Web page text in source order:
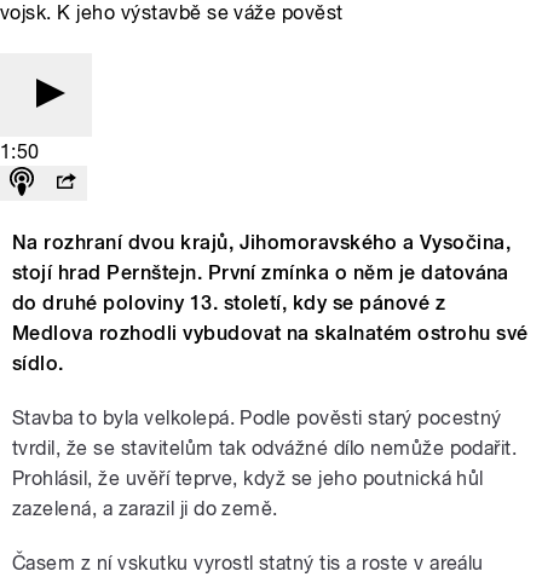
vojsk. K jeho výstavbě se váže pověst
1:50
Na rozhraní dvou krajů, Jihomoravského a Vysočina,
stojí hrad Pernštejn. První zmínka o něm je datována
do druhé poloviny 13. století, kdy se pánové z
Medlova rozhodli vybudovat na skalnatém ostrohu své
sídlo.
Stavba to byla velkolepá. Podle pověsti starý pocestný
tvrdil, že se stavitelům tak odvážné dílo nemůže podařit.
Prohlásil, že uvěří teprve, když se jeho poutnická hůl
zazelená, a zarazil ji do země.
Časem z ní vskutku vyrostl statný tis a roste v areálu